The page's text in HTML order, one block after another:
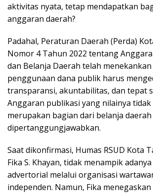
aktivitas nyata, tetap mendapatkan
anggaran daerah?
Padahal, Peraturan Daerah (Perda)
Nomor 4 Tahun 2022 tentang
dan Belanja Daerah telah
penggunaan dana publik harus
transparansi, akuntabilitas, dan tepat
Anggaran publikasi yang nilainya tidak
merupakan bagian dari belanja
dipertanggungjawabkan.
Saat dikonfirmasi, Humas RSUD Kota
Fika S. Khayan, tidak menampik
advertorial melalui organisasi
independen. Namun, Fika